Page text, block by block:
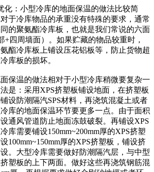
：小型冷库的地面保温的做法比较简
于冷库物品的承重没有特殊的要求，通常
的聚氨酯冷库板，也就是我们常说的六面
+四周墙面）。如果贮藏的物品较重时，
酯冷库板上铺设压花铝板等，防止货物超
库板的损坏。
温的做法相对于小型冷库稍微要复杂一
是：采用XPS挤塑板铺设地面，在挤塑板
设防潮隔汽SPS材料，再浇筑混凝土或者
库的地面保温环节要更多一点。由于面积
通风管道防止地面冻鼓破裂。再铺设XPS
库需要铺设150mm~200mm厚的XPS挤塑
100mm~150mm厚的XPS挤塑板，铺设挤
。大型冷库需要做好防潮隔汽层，与中型
塑板的上下两面。做好这些再浇筑钢筋混